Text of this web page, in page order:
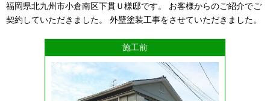
福岡県北九州市小倉南区下貫Ｕ様邸です。 お客様からのご紹介でご
契約していただきました。 外壁塗装工事をさせていただきました。
施工前